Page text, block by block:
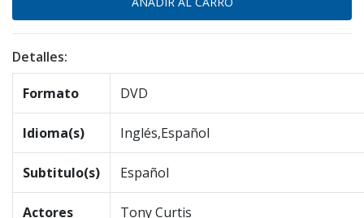
Detalles:
Formato DVD
Idioma(s) Inglés,Español
Subtitulo(s) Español
Actores Tony Curtis